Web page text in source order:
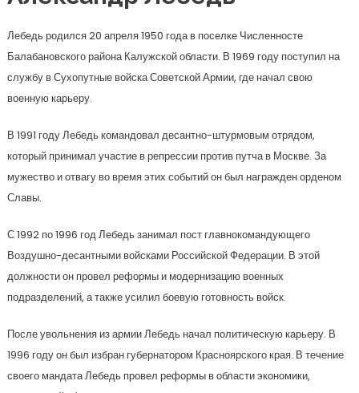
Лебедь родился 20 апреля 1950 года в поселке Численносте
Балабановского района Калужской области. В 1969 году поступил на
службу в Сухопутные войска Советской Армии, где начал свою
военную карьеру.
В 1991 году Лебедь командовал десантно-штурмовым отрядом,
который принимал участие в репрессии против путча в Москве. За
мужество и отвагу во время этих событий он был награжден орденом
Славы.
С 1992 по 1996 год Лебедь занимал пост главнокомандующего
Воздушно-десантными войсками Российской Федерации. В этой
должности он провел реформы и модернизацию военных
подразделений, а также усилил боевую готовность войск.
После увольнения из армии Лебедь начал политическую карьеру. В
1996 году он был избран губернатором Красноярского края. В течение
своего мандата Лебедь провел реформы в области экономики,